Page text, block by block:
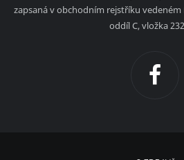
zapsaná v obchodním rejstříku
oddíl C, vložka